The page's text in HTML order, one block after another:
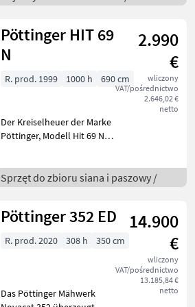
Baujahr ca. 1999, ist ein
Pöttinger HIT 69
N
2.990
€
wliczony
VAT/pośrednictwo
2.646,02 €
netto
R. prod. 1999 1000 h 690 cm
Der Kreiselheuer der Marke
Pöttinger, Modell Hit 69 N,
das im Jahr 1999 gebaut
wurde. Mit einer
Sprzęt do zbioru siana i paszowy /
Pöttinger 352 ED
14.900
€
wliczony
VAT/pośrednictwo
13.185,84 €
netto
R. prod. 2020 308 h 350 cm
Das Pöttinger Mähwerk